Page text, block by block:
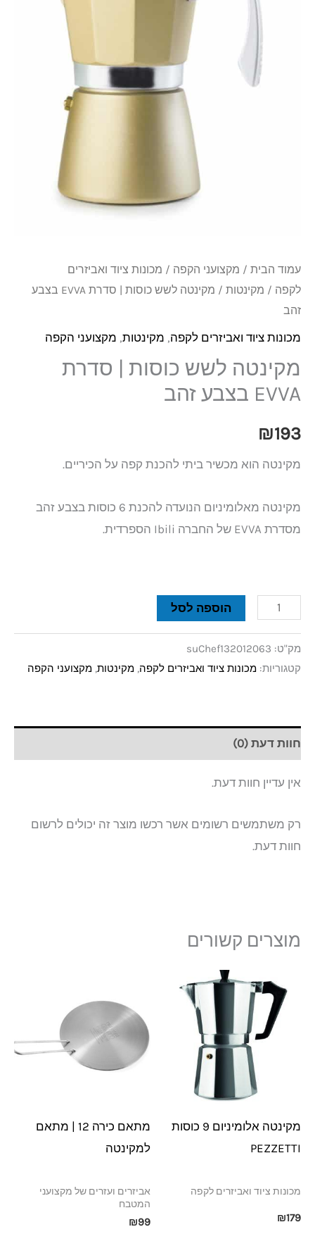
עמוד הבית / מקצועני הקפה / מכונות ציוד ואביזרים
לקפה / מקינטות
/ מקינטה לשש כוסות | סדרת EVVA בצבע
זהב
מכונות ציוד ואביזרים לקפה, מקינטות, מקצועני הקפה
מקינטה לשש כוסות | סדרת
EVVA בצבע זהב
₪193
מקינטה הוא מכשיר ביתי להכנת קפה על הכיריים.
מקינטה מאלומיניום הנועדה להכנת 6 כוסות בצבע זהב
מסדרת EVVA של החברה Ibili הספרדית.
הוספה לסל
מק"ט: suChef132012063
קטגוריות: מכונות ציוד ואביזרים לקפה, מקינטות, מקצועני הקפה
חוות דעת (0)
אין עדיין חוות דעת.
רק משתמשים רשומים אשר רכשו מוצר זה יכולים לרשום
חוות דעת.
מוצרים קשורים
מקינטה אלומיניום 9 כוסות
PEZZETTI
מכונות ציוד ואביזרים לקפה
₪179
מתאם כירה 12 | מתאם
למקינטה
אביזרים ועזרים של מקצועני
המטבח
₪99